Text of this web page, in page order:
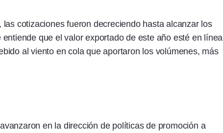
cotizaciones fueron decreciendo hasta alcanzar los
que el valor exportado de este año esté en línea
al viento en cola que aportaron los volúmenes, más
en la dirección de políticas de promoción a